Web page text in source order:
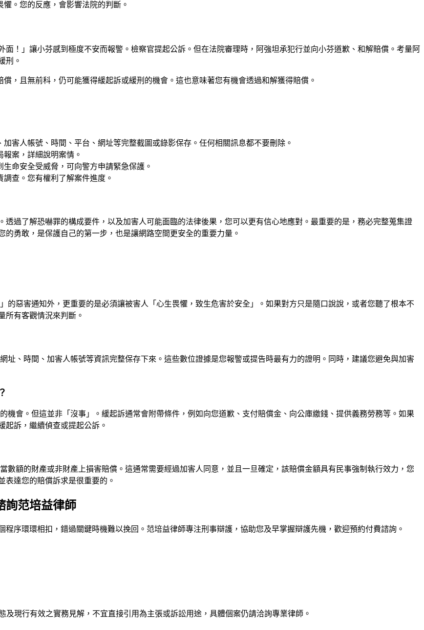
。您的反應，會影響法院的判斷。
！」讓小芬感到極度不安而報警。檢察官提起公訴。但在法院審理時，阿強坦承犯行並向小芬道歉、和解賠償。考量阿
刑。
，且無前科，仍可能獲得緩起訴或緩刑的機會。這也意味著您有機會透過和解獲得賠償。
害人帳號、時間、平台、網址等完整截圖或錄影保存。任何相關訊息都不要刪除。
案，詳細說明案情。
命安全受威脅，可向警方申請緊急保護。
查。您有權利了解案件進度。
過了解恐嚇罪的構成要件，以及加害人可能面臨的法律後果，您可以更有信心地應對。最重要的是，務必完整蒐集證
勇敢，是保護自己的第一步，也是讓網路空間更安全的重要力量。
的惡害通知外，更重要的是必須讓被害人「心生畏懼，致生危害於安全」。如果對方只是隨口說說，或者您聽了根本不
所有客觀情況來判斷。
址、時間、加害人帳號等資訊完整保存下來。這些數位證據是您報警或提告時最有力的證明。同時，建議您避免與加害
機會。但這並非「沒事」。緩起訴通常會附帶條件，例如向您道歉、支付賠償金、向公庫繳錢、提供義務勞務等。如果
起訴，繼續偵查或提起公訴。
數額的財產或非財產上損害賠償。這通常需要經過加害人同意，並且一旦確定，該賠償金額具有民事強制執行效力，您
表達您的賠償訴求是很重要的。
范培益律師
序環環相扣，錯過關鍵時機難以挽回。 范培益律師專注刑事辯護，協助您及早掌握辯護先機，歡迎預約付費諮詢。
現行有效之實務見解，不宜直接引用為主張或訴訟用途，具體個案仍請洽詢專業律師。